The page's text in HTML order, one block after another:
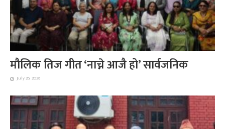
मौलिक तिज गीत ‘नाच्ने आजै हो’ सार्वजनिक
July 26, 2026